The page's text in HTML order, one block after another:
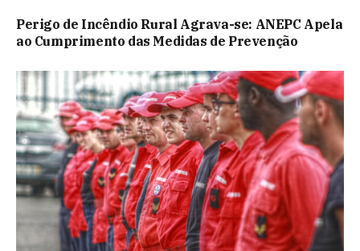
Perigo de Incêndio Rural Agrava-se: ANEPC Apela
ao Cumprimento das Medidas de Prevenção